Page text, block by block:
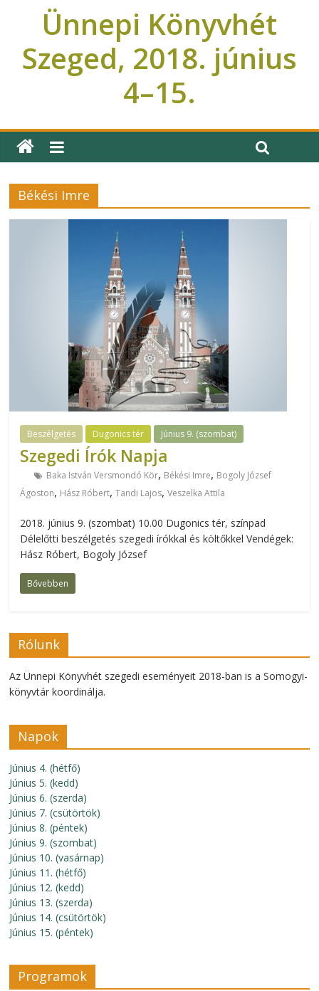
Ünnepi Könyvhét
Szeged, 2018. június
4–15.
Békési Imre
Beszélgetés Dugonics tér Június 9. (szombat)
Szegedi Írók Napja
Baka István Versmondó Kör, Békési Imre, Bogoly József
Ágoston, Hász Róbert,Tandi Lajos,Veszelka Attila
2018. június 9. (szombat) 10.00 Dugonics tér, színpad
Délelőtti beszélgetés szegedi írókkal és költőkkel Vendégek:
Hász Róbert, Bogoly József
Bővebben
Rólunk
Az Ünnepi Könyvhét szegedi eseményeit 2018-ban is a Somogyi-
könyvtár koordinálja.
Napok
Június 4. (hétfő)
Június 5. (kedd)
Június 6. (szerda)
Június 7. (csütörtök)
Június 8. (péntek)
Június 9. (szombat)
Június 10. (vasárnap)
Június 11. (hétfő)
Június 12. (kedd)
Június 13. (szerda)
Június 14. (csütörtök)
Június 15. (péntek)
Programok